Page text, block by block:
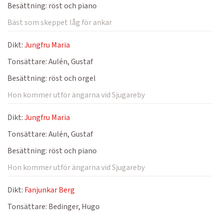
Besättning: röst och piano
Bäst som skeppet låg för ankar
Dikt:Jungfru Maria
Tonsättare:Aulén, Gustaf
Besättning: röst och orgel
Hon kommer utför ängarna vid Sjugareby
Dikt:Jungfru Maria
Tonsättare:Aulén, Gustaf
Besättning: röst och piano
Hon kommer utför ängarna vid Sjugareby
Dikt: Fanjunkar Berg
Tonsättare: Bedinger, Hugo